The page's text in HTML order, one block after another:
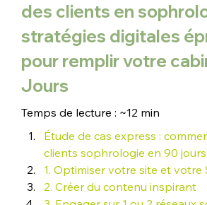
des clients en
stratégies digitales
pour remplir votre
Jours
Temps de lecture : ~12 min
Étude de cas express :
clients sophrologie en 90 jours
1. Optimiser votre site et votre
2. Créer du contenu inspirant